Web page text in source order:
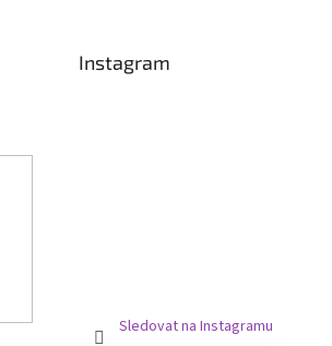
Instagram
Sledovat na Instagramu